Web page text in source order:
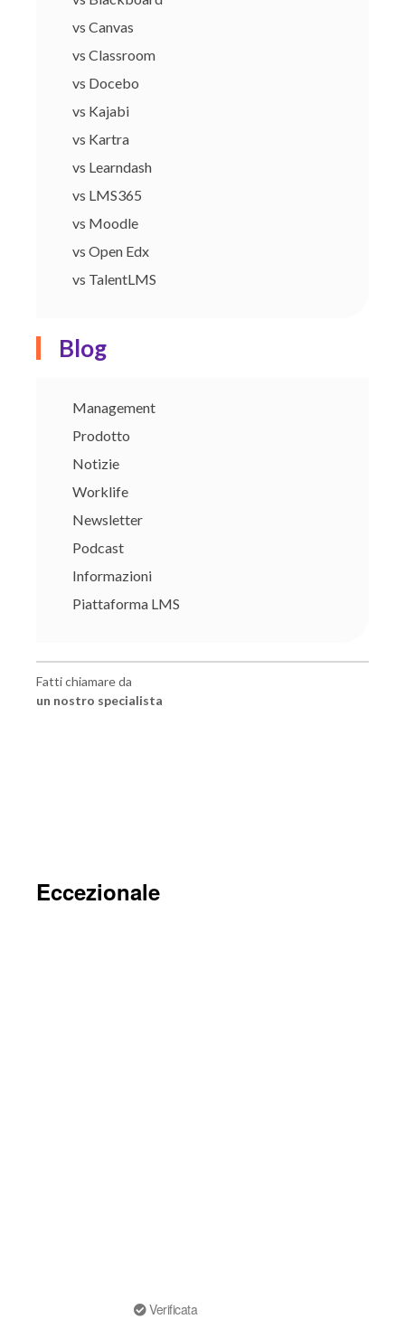
vs Canvas
vs Classroom
vs Docebo
vs Kajabi
vs Kartra
vs Learndash
vs LMS365
vs Moodle
vs Open Edx
vs TalentLMS
Blog
Management
Prodotto
Notizie
Worklife
Newsletter
Podcast
Informazioni
Piattaforma LMS
Fatti chiamare da
un nostro specialista
Eccezionale
Verificata